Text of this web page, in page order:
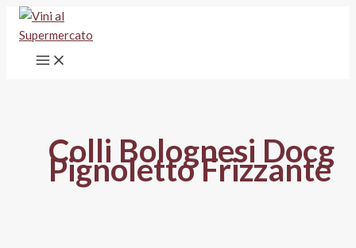
Vai
contenuto
Colli Bolognesi Docg
Pignoletto Frizzante